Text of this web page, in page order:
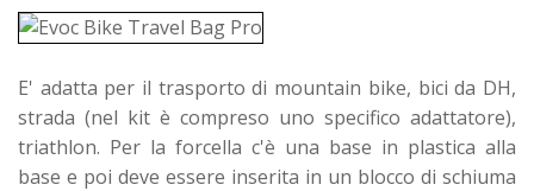
E' adatta per il trasporto di mountain bike, bici da DH,
strada (nel kit è compreso uno specifico adattatore),
triathlon. Per la forcella c'è una base in plastica alla
base e poi deve essere inserita in un blocco di schiuma